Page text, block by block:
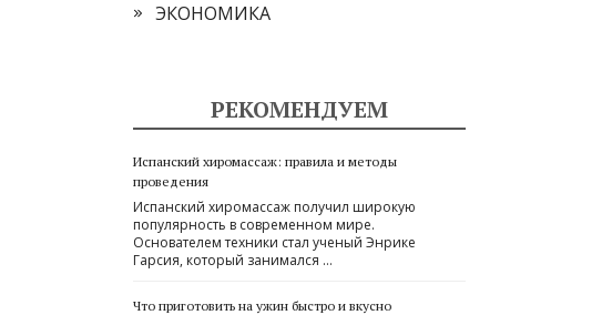
ЭКОНОМИКА
РЕКОМЕНДУЕМ
Испанский хиромассаж: правила и методы
проведения
Испанский хиромассаж получил широкую
популярность в современном мире.
Основателем техники стал ученый Энрике
Гарсия, который занимался …
Что приготовить на ужин быстро и вкусно